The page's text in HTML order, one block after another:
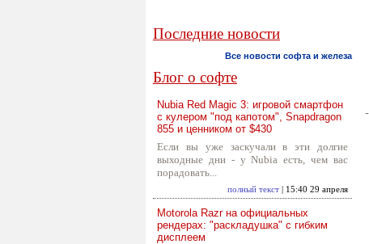
Последние новости
Все новости софта и железа
Блог о софте
Nubia Red Magic 3: игровой смартфон
с кулером "под капотом", Snapdragon
855 и ценником от $430
Если вы уже заскучали в эти долгие
выходные дни - у Nubia есть, чем вас
порадовать...
полный текст | 15:40 29 апреля
Motorola Razr на официальных
рендерах: "раскладушка" с гибким
дисплеем